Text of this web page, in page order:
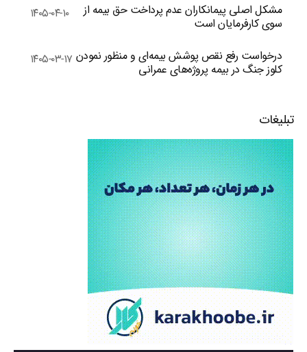
مشکل اصلی پیمانکاران عدم پرداخت حق بیمه از
سوی کارفرمایان است
۱۴۰۵-۰۴-۱۰
درخواست رفع نقص پوشش بیمه‌ای و منظور نمودن
کلوز جنگ در بیمه پروژه‌های عمرانی
۱۴۰۵-۰۳-۱۷
تبلیغات